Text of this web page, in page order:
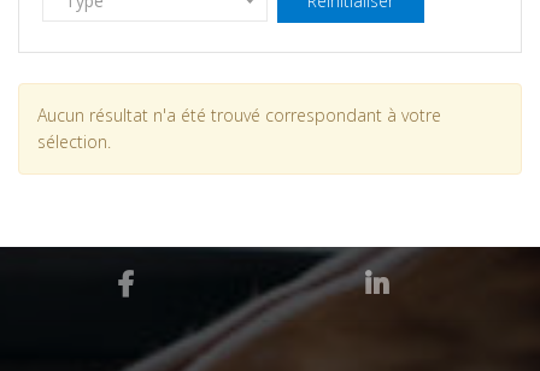
Aucun résultat n'a été trouvé correspondant à votre
sélection.